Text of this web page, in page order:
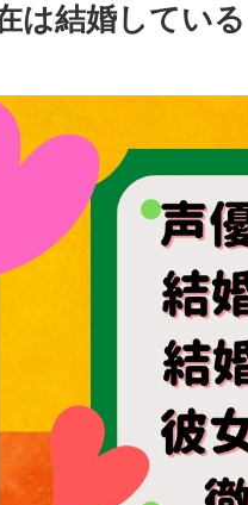
は結婚してい